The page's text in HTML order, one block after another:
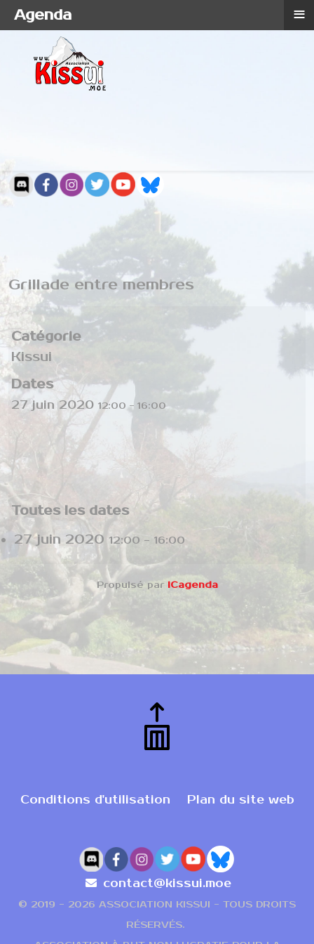
Grillade entre membres
Catégorie
Kissui
Dates
27 juin 2020 12:00 -16:00
Toutes les dates
27 juin 2020 12:00 - 16:00
Propulsé par iCagenda
Conditions d'utilisation Plan du site web
contact@kissui.moe
© 2019 - 2026 ASSOCIATION KISSUI - TOUS DROITS
RÉSERVÉS.
Agenda ≡